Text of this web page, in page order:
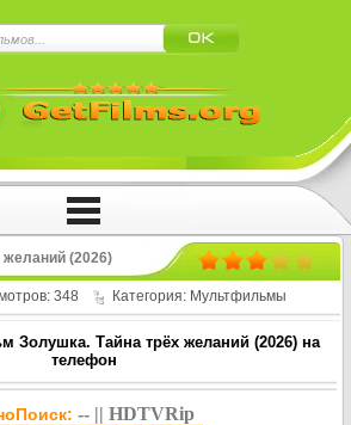
(2026)
348 Категория: Мультфильмы
Золушка. Тайна трёх желаний (2026) на
телефон
-- || HDTVRip
сперва нажмите на
верхнем углу!!!